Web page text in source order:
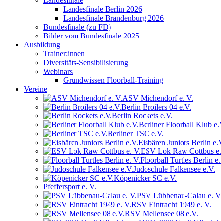
Landesfinale Berlin 2026
Landesfinale Brandenburg 2026
Bundesfinale (zu FD)
Bilder vom Bundesfinale 2025
Ausbildung
Trainer:innen
Diversitäts-Sensibilisierung
Webinars
Grundwissen Floorball-Training
Vereine
ASV Michendorf e. V.
Berlin Broilers 04 e.V.
Berlin Rockets e.V.
Berliner Floorball Klub
Berliner TSC e.V.
Eisbären Juniors Berlin
ESV Lok Raw Cottbus
Floorball Turtles Berlin
Judoschule Falkensee e.V.
Köpenicker SC e.V.
Pfeffersport e. V.
PSV Lübbenau-Calau e. V.
RSV Eintracht 1949 e. V.
RSV Mellensee 08 e.V.